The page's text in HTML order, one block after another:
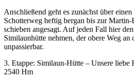
Anschließend geht es zunächst über
Schotterweg heftig bergan bis zur
schieben angesagt. Auf jeden Fall hier
Similaunhütte nehmen, der obere Weg an
unpassierbar.
3. Etappe: Similaun-Hütte – Unsere liebe
2540 Hm